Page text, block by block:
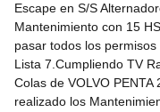
Escape en S/S
Mantenimiento con 15
pasar todos los
Lista 7.Cumpliendo TV
Colas de VOLVO
realizado los